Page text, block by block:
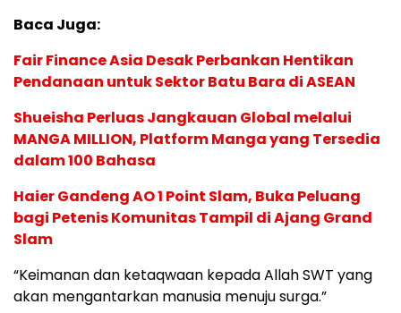
Baca Juga:
Fair Finance Asia Desak Perbankan Hentikan
Pendanaan untuk Sektor Batu Bara di ASEAN
Shueisha Perluas Jangkauan Global melalui
MANGA MILLION, Platform Manga yang Tersedia
dalam 100 Bahasa
Haier Gandeng AO 1 Point Slam, Buka Peluang
bagi Petenis Komunitas Tampil di Ajang Grand
Slam
“Keimanan dan ketaqwaan kepada Allah SWT yang
akan mengantarkan manusia menuju surga.”